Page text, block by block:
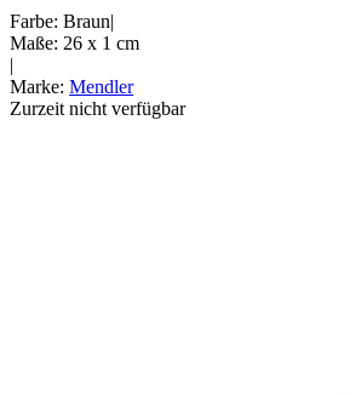
Farbe: Braun|
Maße: 26 x 1 cm
|
Marke: Mendler
Zurzeit nicht verfügbar